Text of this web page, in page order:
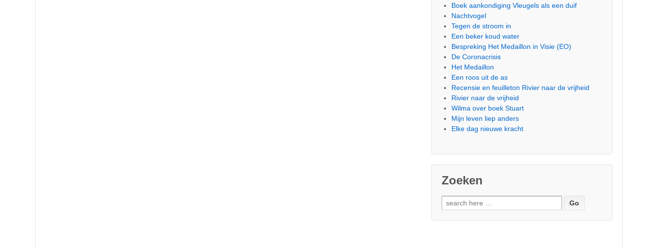
Boek aankondiging Vleugels als een duif
Nachtvogel
Tegen de stroom in
Een beker koud water
Bespreking Het Medaillon in Visie (EO)
De Coronacrisis
Het Medaillon
Een roos uit de as
Recensie en feuilleton Rivier naar de vrijheid
Rivier naar de vrijheid
Wilma over boek Stuart
Mijn leven liep anders
Elke dag nieuwe kracht
Zoeken
Zoek
naar: